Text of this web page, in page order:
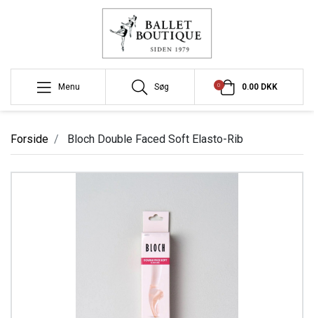
Menu Søg 0 0.00 DKK
Forside Bloch Double Faced Soft Elasto-Rib